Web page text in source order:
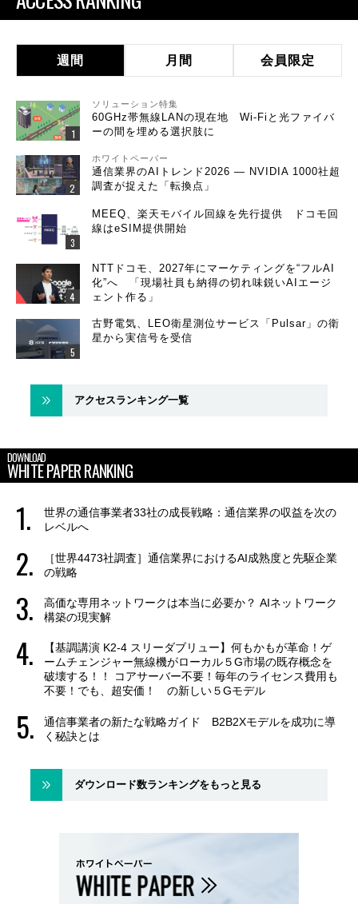
週間 月間 会員限定
ソリューション特集
60GHz帯無線LANの現在地 Wi-Fiと光ファイバ
ーの間を埋める選択肢に
ホワイトペーパー
通信業界のAIトレンド2026 ― NVIDIA 1000社超
調査が捉えた「転換点」
MEEQ、楽天モバイル回線を先行提供 ドコモ回
線はeSIM提供開始
NTTドコモ、2027年にマーケティングを“フルAI
化”へ 「現場社員も納得の切れ味鋭いAIエージ
ェント作る」
古野電気、LEO衛星測位サービス「Pulsar」の衛
星から実信号を受信
アクセスランキング一覧
DOWNLOAD
WHITE PAPER RANKING
世界の通信事業者33社の成長戦略：通信業界の収益を次の
レベルへ
［世界4473社調査］通信業界におけるAI成熟度と先駆企業
の戦略
高価な専用ネットワークは本当に必要か？ AIネットワーク
構築の現実解
【基調講演 K2-4 スリーダブリュー】何もかもが革命！ゲ
ームチェンジャー無線機がローカル５G市場の既存概念を
破壊する！！ コアサーバー不要！毎年のライセンス費用も
不要！でも、超安価！ の新しい５Gモデル
通信事業者の新たな戦略ガイド B2B2Xモデルを成功に導
く秘訣とは
ダウンロード数ランキングをもっと見る